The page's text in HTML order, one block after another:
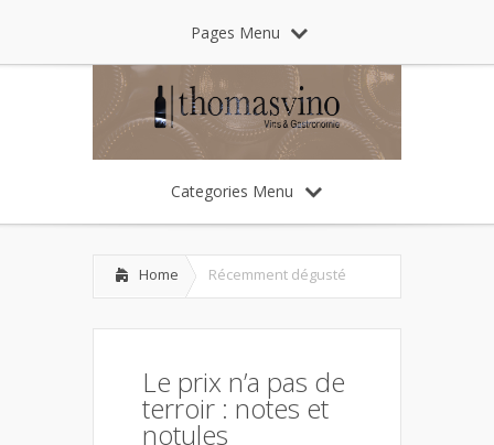
Pages Menu
Categories Menu
Home Récemment dégusté
Le prix n’a pas de
terroir : notes et
notules